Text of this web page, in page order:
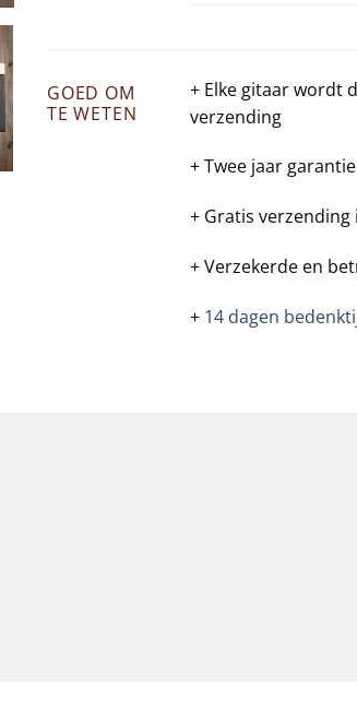
GOED OM
TE WETEN
+ Elke gitaar wordt
verzending
+ Twee jaar garantie
+ Gratis verzending
+ Verzekerde en
+ 14 dagen